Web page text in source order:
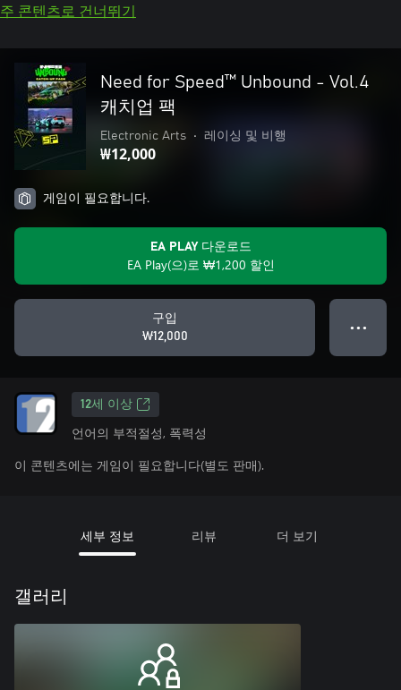
주 콘텐츠로 건너뛰기
Need for Speed™ Unbound - Vol.4
캐치업 팩
Electronic Arts • 레이싱 및 비행
₩12,000
게임이 필요합니다.
EA PLAY 다운로드
EA Play(으)로 ₩1,200 할인
구입
₩12,000
● ● ●
12세 이상
언어의 부적절성, 폭력성
이 콘텐츠에는 게임이 필요합니다(별도 판매).
세부 정보 리뷰 더 보기
갤러리